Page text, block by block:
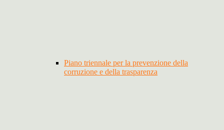
Piano triennale per la prevenzione della
corruzione e della trasparenza